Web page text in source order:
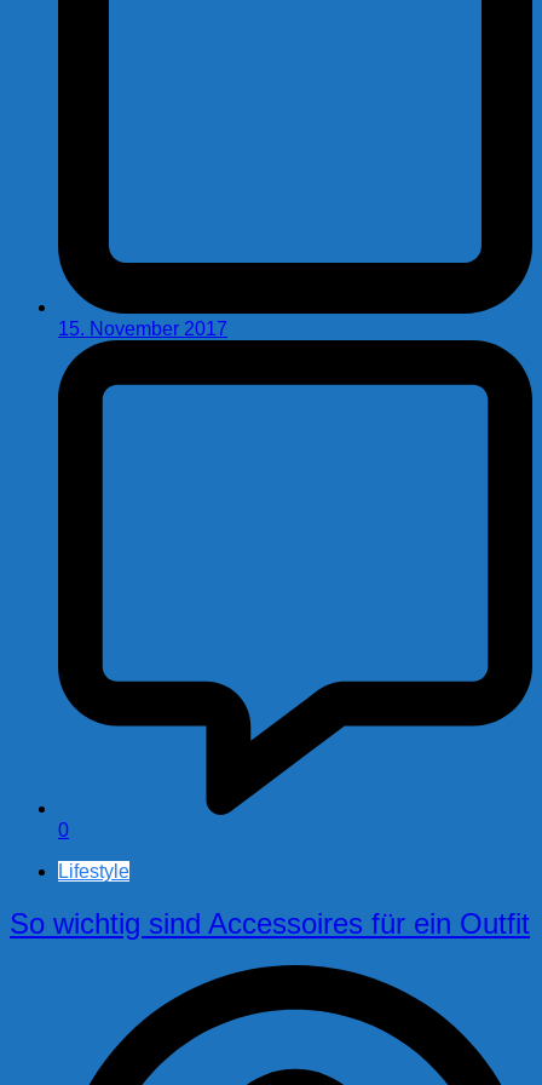
15. November 2017
0
Lifestyle
So wichtig sind Accessoires für ein Outfit